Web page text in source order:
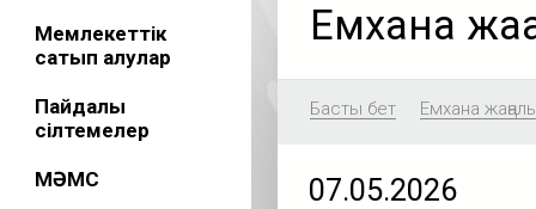
Мемлекеттік
сатып алулар
Пайдалы
сілтемелер
МӘМС
Емхана
Басты бет Емхана
07.05.2026